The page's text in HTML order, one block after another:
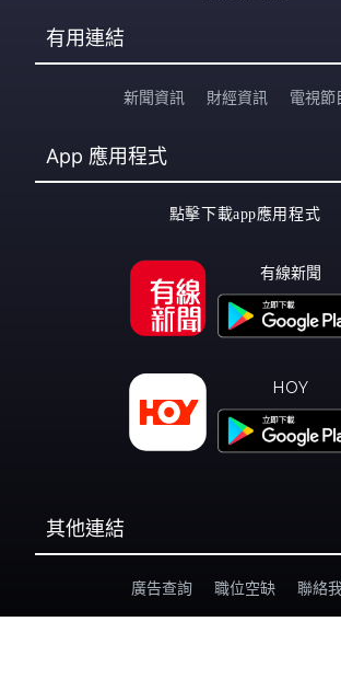
有用連結
新聞資訊 財經資訊 電視節
App 應用程式
點擊下載app應用程式
有線新聞
HOY
其他連結
廣告查詢 職位空缺 聯絡